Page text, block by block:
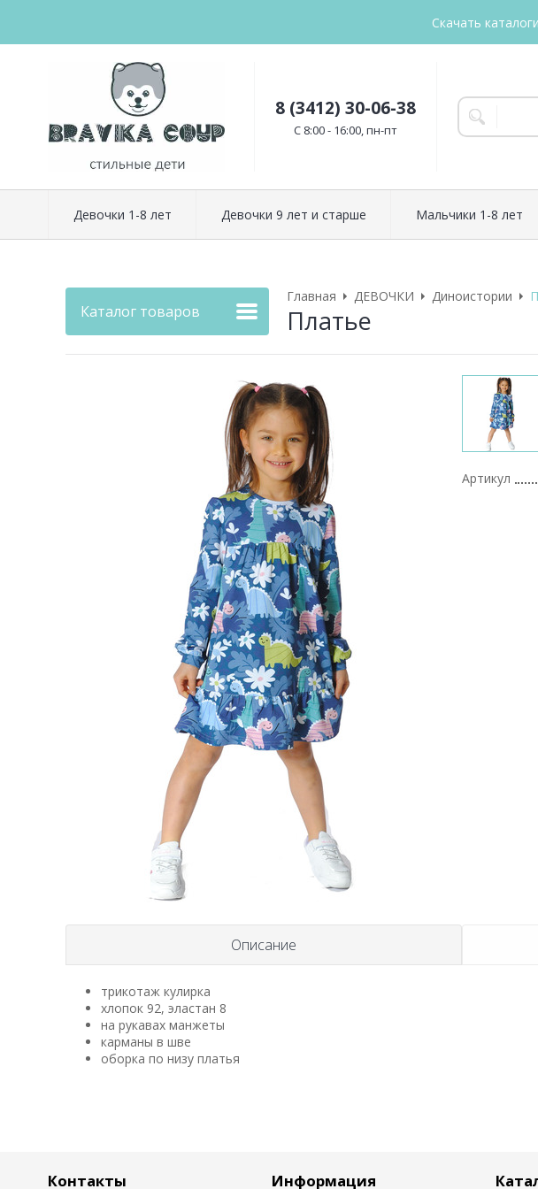
Скачать каталоги
8 (3412) 30-06-38
C 8:00 - 16:00, пн-пт
Девочки 1-8 лет Девочки 9 лет и старше Мальчики 1-8 лет
Каталог товаров
Главная ДЕВОЧКИ Диноистории
Платье
Артикул
Описание
трикотаж кулирка
хлопок 92, эластан 8
на рукавах манжеты
карманы в шве
оборка по низу платья
Контакты Информация